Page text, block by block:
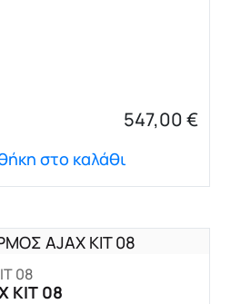
547,00€
στο καλάθι
08
ΣΥΝΑΓΕΡΜΟΣ AJAX KIT 08